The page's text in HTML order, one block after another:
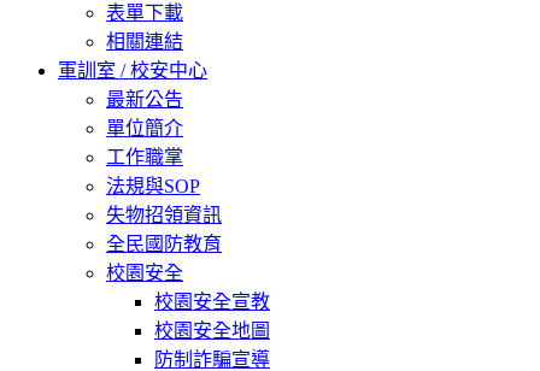
表單下載
相關連結
軍訓室 / 校安中心
最新公告
單位簡介
工作職掌
法規與SOP
失物招領資訊
全民國防教育
校園安全
校園安全宣教
校園安全地圖
防制詐騙宣導